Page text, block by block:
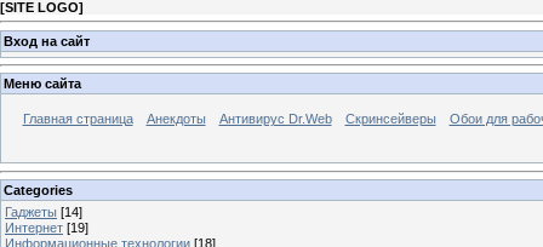
[SITE LOGO]
Вход на сайт
Меню сайта
Главная страница Анекдоты Антивирус Dr.Web Скринсейверы Обои для
Categories
Гаджеты [14]
Интернет [19]
Информационные технологии [18]